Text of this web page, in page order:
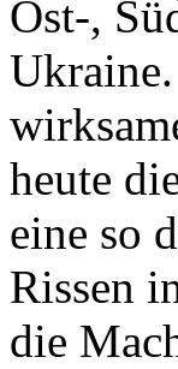
Ost-,
heute
eine so
Rissen
die